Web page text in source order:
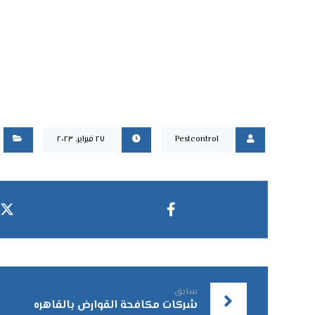
Pestcontrol ٢٧ فبراير، ٢٠٢٣
سابق
شركات مكافحة القوارض بالقاهره